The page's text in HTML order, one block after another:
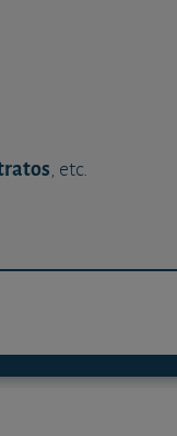
, etc.